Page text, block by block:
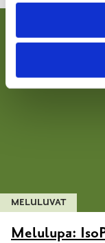
MELULUVAT
Melulupa: